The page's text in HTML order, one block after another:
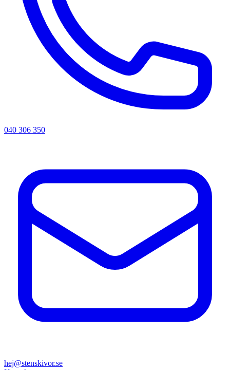
040 306 350
hej@stenskivor.se